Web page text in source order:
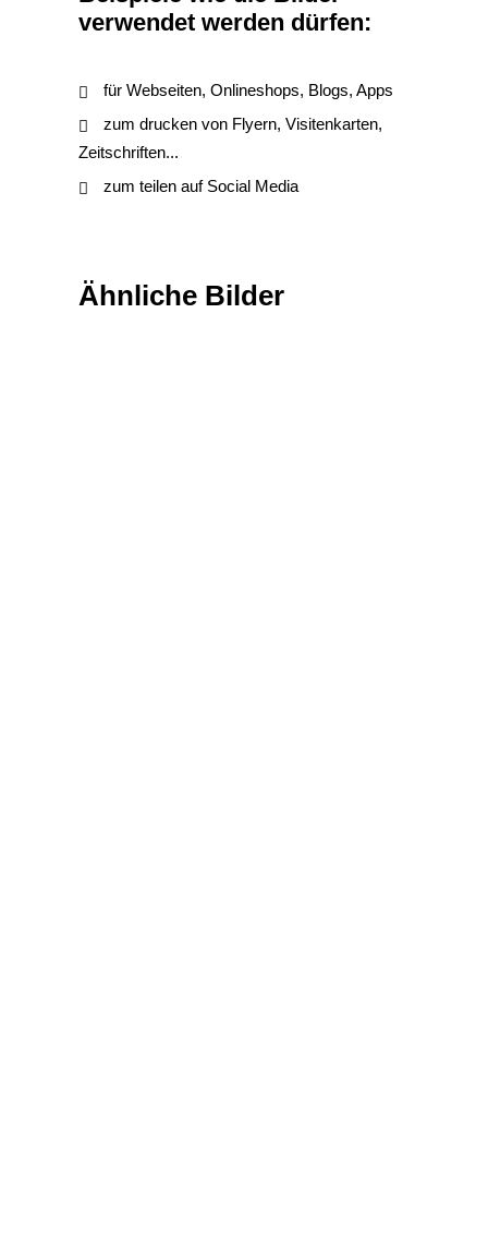
verwendet werden dürfen:
für Webseiten, Onlineshops, Blogs, Apps
zum drucken von Flyern, Visitenkarten,
Zeitschriften...
zum teilen auf Social Media
Ähnliche Bilder